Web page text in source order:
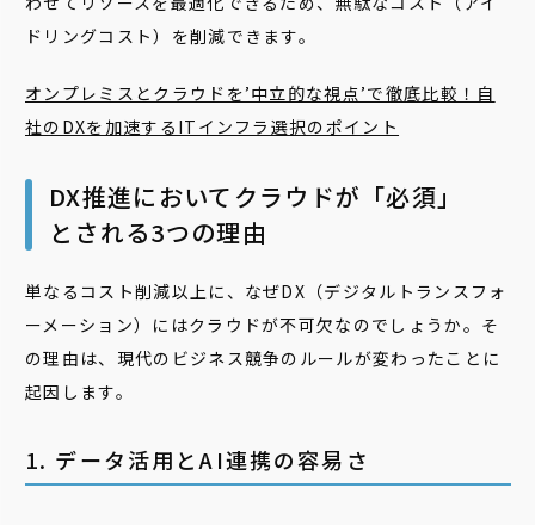
ドリングコスト）を削減できます。
オンプレミスとクラウドを’中立的な視点’で徹底比較！自
社のDXを加速するITインフラ選択のポイント
DX推進においてクラウドが「必須」
とされる3つの理由
単なるコスト削減以上に、なぜDX（デジタルトランスフォ
ーメーション）にはクラウドが不可欠なのでしょうか。そ
の理由は、現代のビジネス競争のルールが変わったことに
起因します。
1. データ活用とAI連携の容易さ